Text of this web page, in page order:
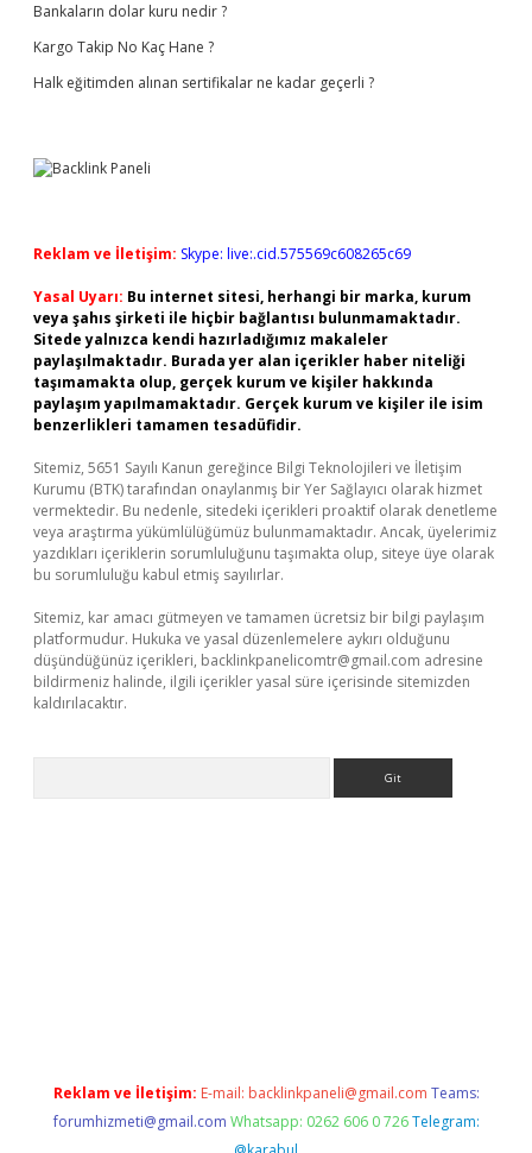
Bankaların dolar kuru nedir ?
Kargo Takip No Kaç Hane ?
Halk eğitimden alınan sertifikalar ne kadar geçerli ?
Reklam ve İletişim: Skype: live:.cid.575569c608265c69
Yasal Uyarı: Bu internet sitesi, herhangi bir marka, kurum
veya şahıs şirketi ile hiçbir bağlantısı bulunmamaktadır.
Sitede yalnızca kendi hazırladığımız makaleler
paylaşılmaktadır. Burada yer alan içerikler haber niteliği
taşımamakta olup, gerçek kurum ve kişiler hakkında
paylaşım yapılmamaktadır. Gerçek kurum ve kişiler ile isim
benzerlikleri tamamen tesadüfidir.
Sitemiz, 5651 Sayılı Kanun gereğince Bilgi Teknolojileri ve İletişim
Kurumu (BTK) tarafından onaylanmış bir Yer Sağlayıcı olarak hizmet
vermektedir. Bu nedenle, sitedeki içerikleri proaktif olarak denetleme
veya araştırma yükümlülüğümüz bulunmamaktadır. Ancak, üyelerimiz
yazdıkları içeriklerin sorumluluğunu taşımakta olup, siteye üye olarak
bu sorumluluğu kabul etmiş sayılırlar.
Sitemiz, kar amacı gütmeyen ve tamamen ücretsiz bir bilgi paylaşım
platformudur. Hukuka ve yasal düzenlemelere aykırı olduğunu
düşündüğünüz içerikleri, backlinkpanelicomtr@gmail.com adresine
bildirmeniz halinde, ilgili içerikler yasal süre içerisinde sitemizden
kaldırılacaktır.
Reklam ve İletişim: E-mail: backlinkpaneli@gmail.com Teams:
forumhizmeti@gmail.com Whatsapp: 0262 606 0 726 Telegram: